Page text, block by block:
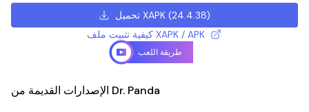
تحميل XAPK(24.4.38)
كيفية تثبيت ملف XAPK / APK
طريقة اللعب
الإصدارات القديمة من Dr. Panda